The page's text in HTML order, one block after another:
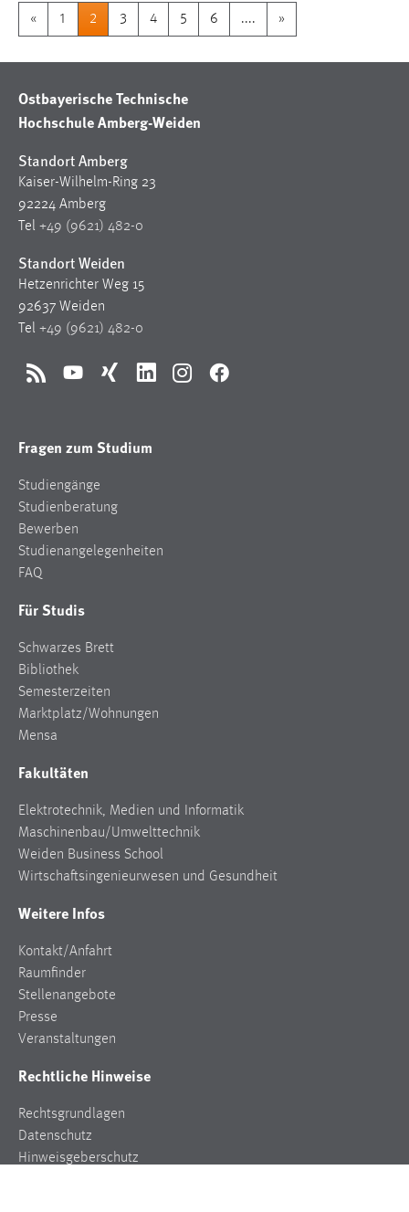
« 1 2 3 4 5 6 .... »
Ostbayerische Technische
Hochschule Amberg-Weiden
Standort Amberg
Kaiser-Wilhelm-Ring 23
92224 Amberg
Tel +49 (9621) 482-0
Standort Weiden
Hetzenrichter Weg 15
92637 Weiden
Tel +49 (9621) 482-0
RSS YouTubeXing LinkedInInstagramFacebook
Fragen zum Studium
Studiengänge
Studienberatung
Bewerben
Studienangelegenheiten
FAQ
Für Studis
Schwarzes Brett
Bibliothek
Semesterzeiten
Marktplatz/Wohnungen
Mensa
Fakultäten
Elektrotechnik, Medien und Informatik
Maschinenbau/Umwelttechnik
Weiden Business School
Wirtschaftsingenieurwesen und Gesundheit
Weitere Infos
Kontakt/Anfahrt
Raumfinder
Stellenangebote
Presse
Veranstaltungen
Rechtliche Hinweise
Rechtsgrundlagen
Datenschutz
Hinweisgeberschutz